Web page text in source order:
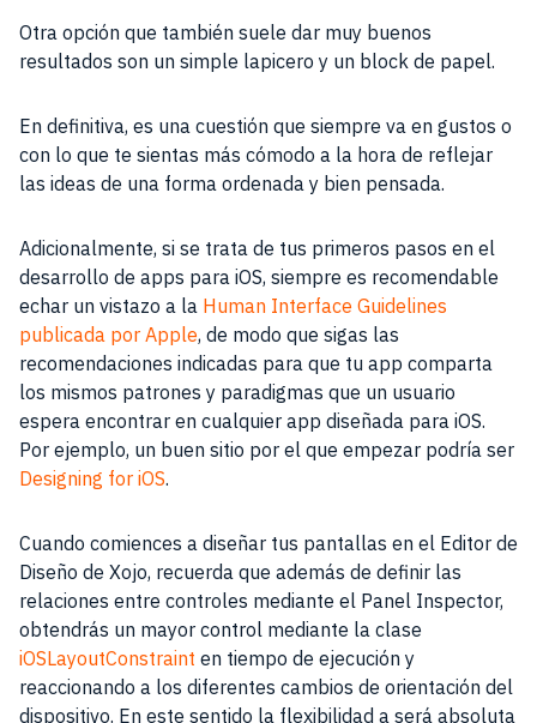
Otra opción que también suele dar muy buenos
resultados son un simple lapicero y un block de papel.
En definitiva, es una cuestión que siempre va en gustos o
con lo que te sientas más cómodo a la hora de reflejar
las ideas de una forma ordenada y bien pensada.
Adicionalmente, si se trata de tus primeros pasos en el
desarrollo de apps para iOS, siempre es recomendable
echar un vistazo a la Human Interface Guidelines
publicada por Apple, de modo que sigas las
recomendaciones indicadas para que tu app comparta
los mismos patrones y paradigmas que un usuario
espera encontrar en cualquier app diseñada para iOS.
Por ejemplo, un buen sitio por el que empezar podría ser
Designing for iOS.
Cuando comiences a diseñar tus pantallas en el Editor de
Diseño de Xojo, recuerda que además de definir las
relaciones entre controles mediante el Panel Inspector,
obtendrás un mayor control mediante la clase
iOSLayoutConstraint en tiempo de ejecución y
reaccionando a los diferentes cambios de orientación del
dispositivo. En este sentido la flexibilidad a será absoluta